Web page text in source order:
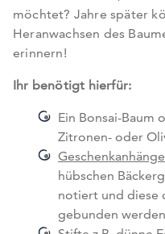
möchtet? Jahre später
Heranwachsen des
erinnern!
Ihr benötigt hierfür:
Ein Bonsai-Baum
Zitronen- oder
hübschen
notiert und diese
gebunden